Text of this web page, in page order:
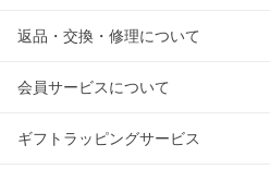
返品・交換・修理について
会員サービスについて
ギフトラッピングサービス